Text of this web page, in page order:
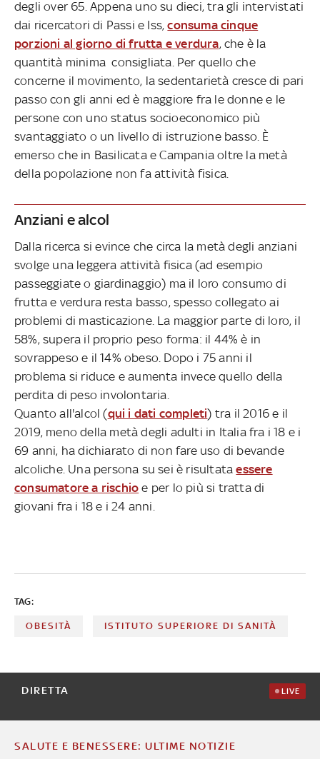
degli over 65. Appena uno su dieci, tra gli intervistati
dai ricercatori di Passi e Iss,consuma cinque
porzioni al giorno di frutta e verdura, che è la
quantità minima consigliata. Per quello che
concerne il movimento, la sedentarietà cresce di pari
passo con gli anni ed è maggiore fra le donne e le
persone con uno status socioeconomico più
svantaggiato o un livello di istruzione basso. È
emerso che in Basilicata e Campania oltre la metà
della popolazione non fa attività fisica.
Anziani e alcol
Dalla ricerca si evince che circa la metà degli anziani
svolge una leggera attività fisica (ad esempio
passeggiate o giardinaggio) ma il loro consumo di
frutta e verdura resta basso, spesso collegato ai
problemi di masticazione. La maggior parte di loro, il
58%, supera il proprio peso forma: il 44% è in
sovrappeso e il 14% obeso. Dopo i 75 anni il
problema si riduce e aumenta invece quello della
perdita di peso involontaria.
Quanto all'alcol (qui i dati completi) tra il 2016 e il
2019, meno della metà degli adulti in Italia fra i 18 e i
69 anni, ha dichiarato di non fare uso di bevande
alcoliche. Una persona su sei è risultataessere
consumatore a rischio e per lo più si tratta di
giovani fra i 18 e i 24 anni.
TAG:
OBESITÀ ISTITUTO SUPERIORE DI SANITÀ
DIRETTA LIVE
SALUTE E BENESSERE: ULTIME NOTIZIE